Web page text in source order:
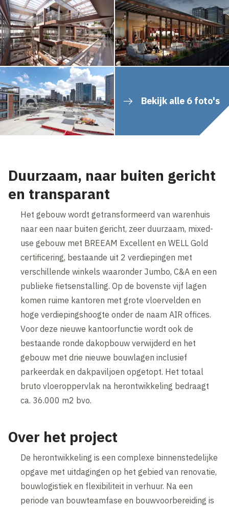
Bekijk alle 6 foto's
Duurzaam, naar buiten gericht
en transparant
Het gebouw wordt getransformeerd van warenhuis
naar een naar buiten gericht, zeer duurzaam, mixed-
use gebouw met BREEAM Excellent en WELL Gold
certificering, bestaande uit 2 verdiepingen met
verschillende winkels waaronder Jumbo, C&A en een
publieke fietsenstalling. Op de bovenste vijf lagen
komen ruime kantoren met grote vloervelden en
hoge verdiepingshoogte onder de naam AIR offices.
Voor deze nieuwe kantoorfunctie wordt ook de
bestaande ronde dakopbouw verwijderd en het
gebouw met drie nieuwe bouwlagen inclusief
parkeerdak en dakpaviljoen opgetopt. Het totaal
bruto vloeroppervlak na herontwikkeling bedraagt
ca. 36.000 m2 bvo.
Over het project
De herontwikkeling is een complexe binnenstedelijke
opgave met uitdagingen op het gebied van renovatie,
bouwlogistiek en flexibiliteit in verhuur. Na een
periode van bouwteamfase en bouwvoorbereiding is